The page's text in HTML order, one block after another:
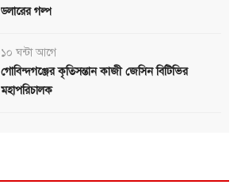
ডলারের গল্প
১০ ঘন্টা আগে
গোবিন্দগঞ্জের কৃতিসন্তান কাজী জেসিন বিটিভির
মহাপরিচালক